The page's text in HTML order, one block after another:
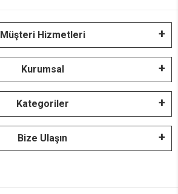
Müşteri Hizmetleri
Kurumsal
Kategoriler
Bize Ulaşın